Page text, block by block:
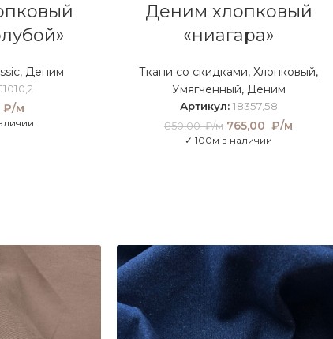
, Деним
₽/м
Деним хлопковый
«ниагара»
Ткани со скидками, Хлопковый,
Умягченный, Деним
Артикул: 18357,58
850,00₽/м
Первоначальная
цена составляла
765,00 ₽/м
✓ 100м в наличии